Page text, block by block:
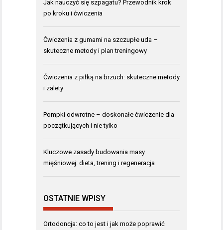
Jak nauczyć się szpagatu? Przewodnik krok
po kroku i ćwiczenia
Ćwiczenia z gumami na szczupłe uda –
skuteczne metody i plan treningowy
Ćwiczenia z piłką na brzuch: skuteczne metody
i zalety
Pompki odwrotne – doskonałe ćwiczenie dla
początkujących i nie tylko
Kluczowe zasady budowania masy
mięśniowej: dieta, trening i regeneracja
OSTATNIE WPISY
Ortodoncja: co to jest i jak może poprawić